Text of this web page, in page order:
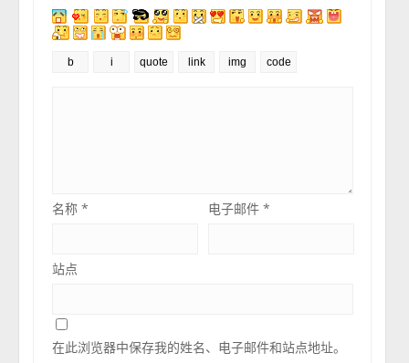
名称* 电子邮件*
站点
在此浏览器中保存我的姓名、电子邮件和站点地址。